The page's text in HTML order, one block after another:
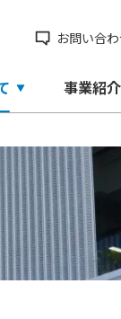
事業紹介
お問い合